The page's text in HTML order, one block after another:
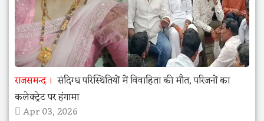
राजसमन्द
संदिग्ध परिस्थितियों में विवाहिता की मौत, परिजनों का
कलेक्ट्रेट पर हंगामा
Apr 03, 2026